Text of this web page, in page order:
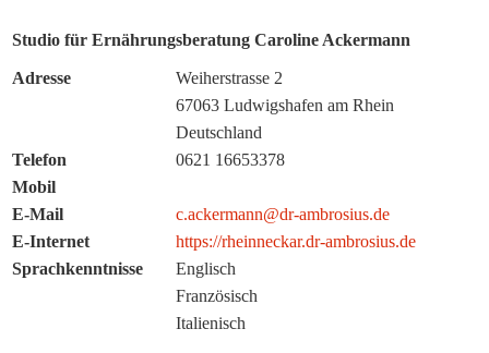
Studio für Ernährungsberatung Caroline Ackermann
Adresse
Weiherstrasse 2
67063 Ludwigshafen am Rhein
Deutschland
Telefon
0621 16653378
Mobil
E-Mail
c.ackermann@dr-ambrosius.de
E-Internet
https://rheinneckar.dr-ambrosius.de
Sprachkenntnisse
Englisch
Französisch
Italienisch